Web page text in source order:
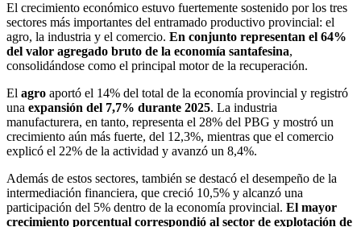
El crecimiento económico estuvo fuertemente sostenido por los tres
sectores más importantes del entramado productivo provincial: el
agro, la industria y el comercio. En conjunto representan el 64%
del valor agregado bruto de la economía santafesina,
consolidándose como el principal motor de la recuperación.
El agro aportó el 14% del total de la economía provincial y registró
una expansión del 7,7% durante 2025. La industria
manufacturera, en tanto, representa el 28% del PBG y mostró un
crecimiento aún más fuerte, del 12,3%, mientras que el comercio
explicó el 22% de la actividad y avanzó un 8,4%.
Además de estos sectores, también se destacó el desempeño de la
intermediación financiera, que creció 10,5% y alcanzó una
participación del 5% dentro de la economía provincial. El mayor
crecimiento porcentual correspondió al sector de explotación de